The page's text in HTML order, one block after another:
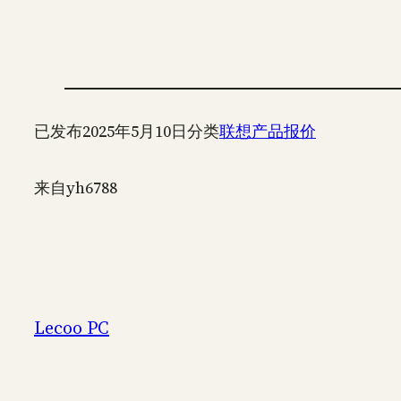
已发布2025年5月10日分类联想产品报价
来自yh6788
Lecoo PC